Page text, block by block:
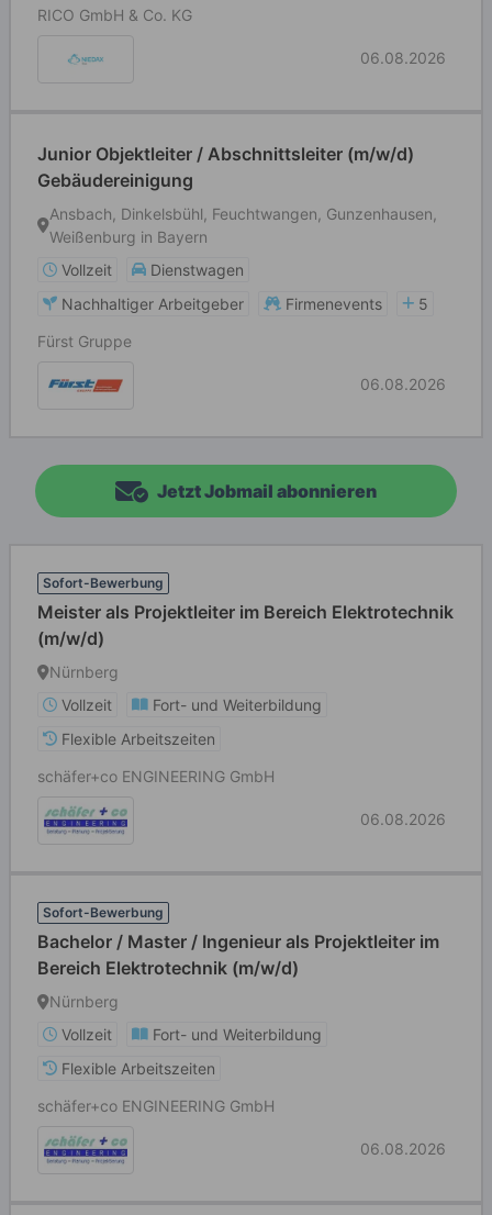
RICO GmbH & Co. KG
06.08.2026
Junior Objektleiter / Abschnittsleiter (m/w/d)
Gebäudereinigung
Ansbach, Dinkelsbühl, Feuchtwangen, Gunzenhausen,
Weißenburg in Bayern
Vollzeit
Dienstwagen
Nachhaltiger Arbeitgeber
Firmenevents
5
Fürst Gruppe
06.08.2026
Jetzt Jobmail abonnieren
Sofort-Bewerbung
Meister als Projektleiter im Bereich Elektrotechnik
(m/w/d)
Nürnberg
Vollzeit
Fort- und Weiterbildung
Flexible Arbeitszeiten
schäfer+co ENGINEERING GmbH
06.08.2026
Sofort-Bewerbung
Bachelor / Master / Ingenieur als Projektleiter im
Bereich Elektrotechnik (m/w/d)
Nürnberg
Vollzeit
Fort- und Weiterbildung
Flexible Arbeitszeiten
schäfer+co ENGINEERING GmbH
06.08.2026